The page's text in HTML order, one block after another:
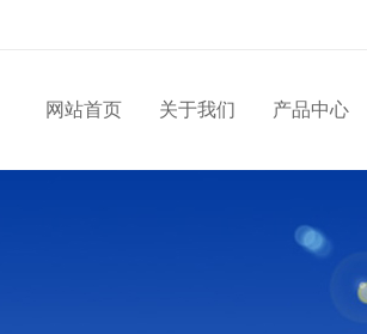
网站首页 关于我们 产品中心